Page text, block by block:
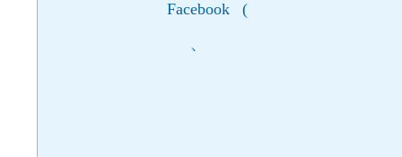
Facebook (
)